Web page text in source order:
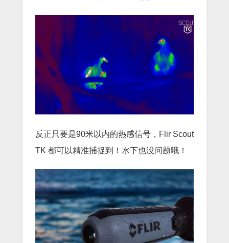
反正只要是90米以内的热感信号，Flir Scout
TK 都可以精准捕捉到！水下也没问题哦！